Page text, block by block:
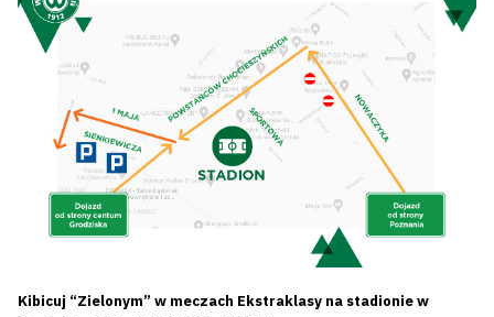
oszczędności
Kibicuj “Zielonym” w meczach Ekstraklasy na stadionie w